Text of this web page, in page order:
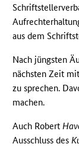
aus dem
Nach jüngsten
nächsten Zeit
zu sprechen.
machen.
Auch Robert
Ausschluss des